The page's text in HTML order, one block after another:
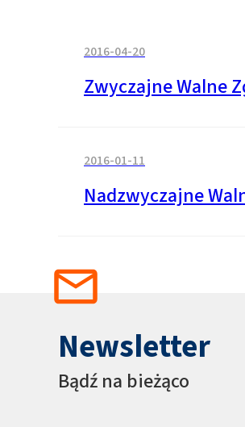
2016-04-20
Zwyczajne Walne
2016-01-11
Nadzwyczajne
Newsletter
Bądź na bieżąco